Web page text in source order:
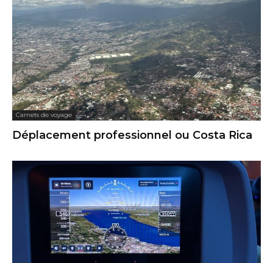
Carnets de voyage
Déplacement professionnel ou Costa Rica